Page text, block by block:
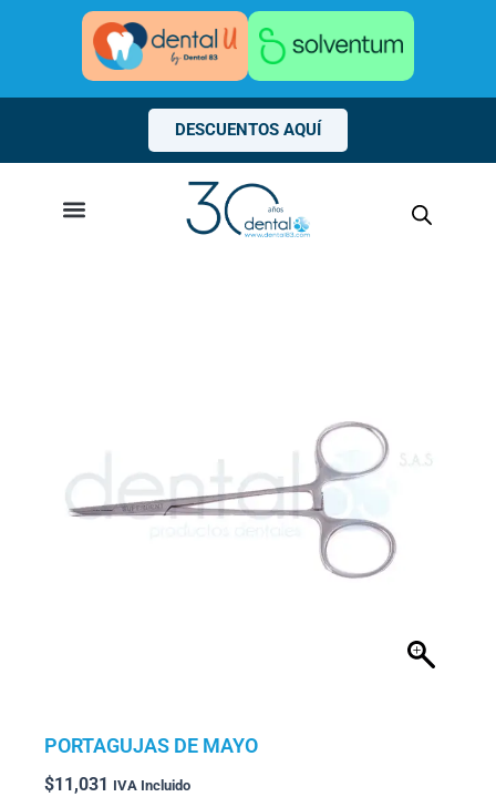
DESCUENTOS AQUÍ
PORTAGUJAS DE MAYO
$11,031 IVA Incluido